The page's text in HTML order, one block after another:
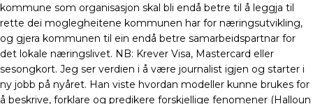
kommune som organisasjon skal bli endå betre til å leggja til
rette dei moglegheitene kommunen har for næringsutvikling,
og gjera kommunen til ein endå betre samarbeidspartnar for
det lokale næringslivet. NB: Krever Visa, Mastercard eller
sesongkort. Jeg ser verdien i å være journalist igjen og starter i
ny jobb på nyåret. Han viste hvordan modeller kunne brukes for
å beskrive, forklare og predikere forskjellige fenomener (Halloun